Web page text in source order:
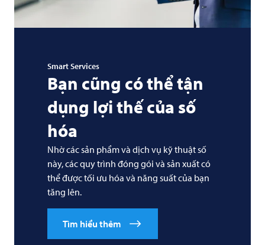
Smart Services
Bạn cũng có thể tận
dụng lợi thế của số
hóa
Nhờ các sản phẩm và dịch vụ kỹ thuật số
này, các quy trình đóng gói và sản xuất có
thể được tối ưu hóa và năng suất của bạn
tăng lên.
Tìm hiểu thêm